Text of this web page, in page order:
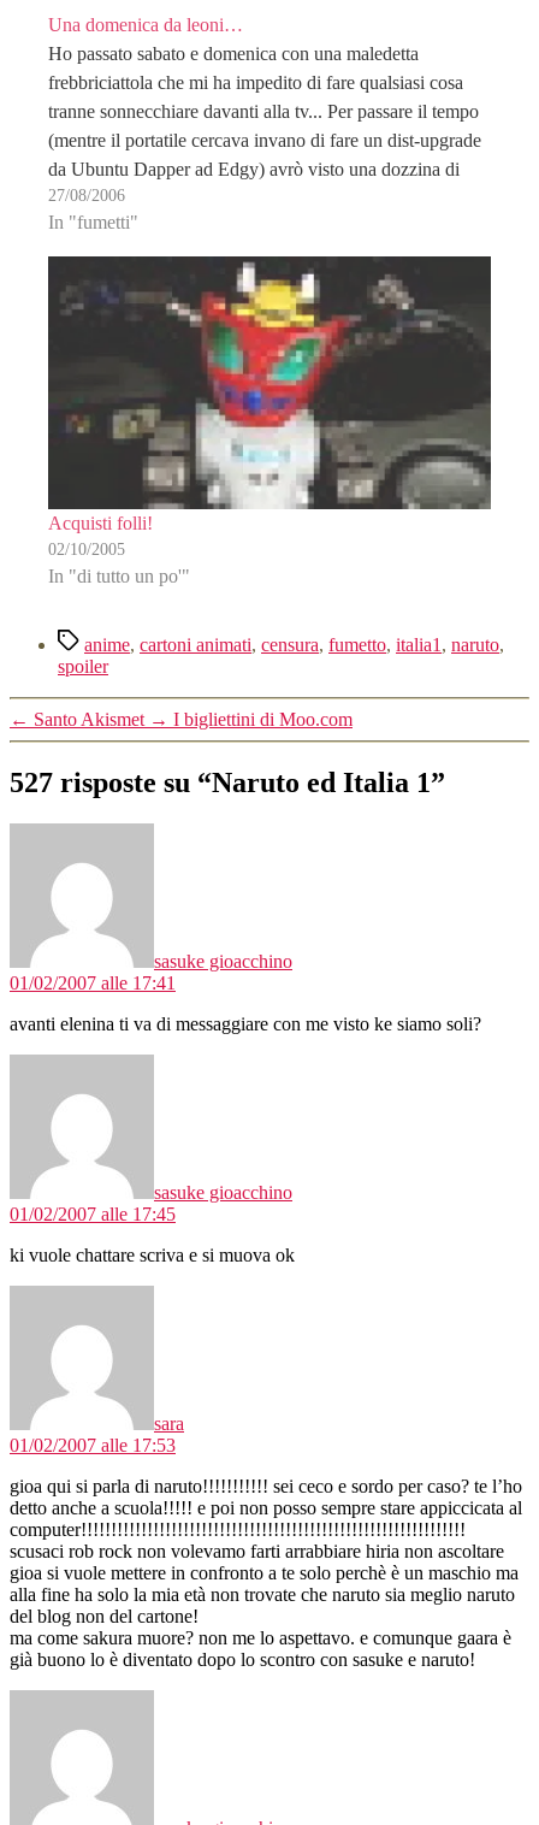
Una domenica da leoni…
Ho passato sabato e domenica con una maledetta
frebbriciattola che mi ha impedito di fare qualsiasi cosa
tranne sonnecchiare davanti alla tv... Per passare il tempo
(mentre il portatile cercava invano di fare un dist-upgrade
da Ubuntu Dapper ad Edgy) avrò visto una dozzina di
film ed altrettanti OAV dai…
27/08/2006
In "fumetti"
Acquisti folli!
02/10/2005
In "di tutto un po'"
Tag anime, cartoni animati, censura, fumetto, italia1 , naruto,
spoiler
← Santo Akismet → I bigliettini di Moo.com
527 risposte su “Naruto ed Italia 1”
sasuke gioacchino
01/02/2007 alle 17:41
avanti elenina ti va di messaggiare con me visto ke siamo soli?
sasuke gioacchino
01/02/2007 alle 17:45
ki vuole chattare scriva e si muova ok
sara
01/02/2007 alle 17:53
gioa qui si parla di naruto!!!!!!!!!!! sei ceco e sordo per caso? te l’ho
detto anche a scuola!!!!! e poi non posso sempre stare appiccicata al
computer!!!!!!!!!!!!!!!!!!!!!!!!!!!!!!!!!!!!!!!!!!!!!!!!!!!!!!!!!!!!!!!!
scusaci rob rock non volevamo farti arrabbiare hiria non ascoltare
gioa si vuole mettere in confronto a te solo perchè è un maschio ma
alla fine ha solo la mia età non trovate che naruto sia meglio naruto
del blog non del cartone!
ma come sakura muore? non me lo aspettavo. e comunque gaara è
già buono lo è diventato dopo lo scontro con sasuke e naruto!